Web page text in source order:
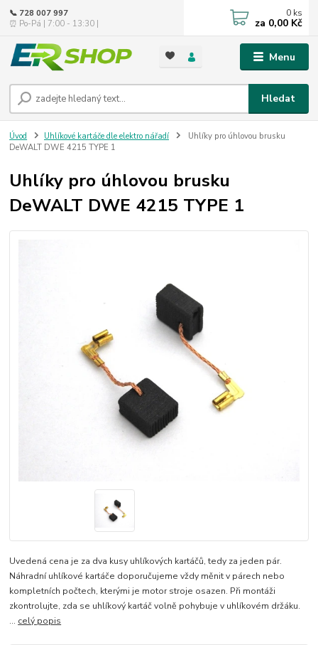
Menu
Hledat
📞 728 007 997
⏰ Po-Pá | 7:00 - 13:30 |
0 ks
za 0,00 Kč
Úvod Uhlíkové kartáče dle elektro nářadí
Uhlíky pro úhlovou brusku
DeWALT DWE 4215 TYPE 1
Uhlíky pro úhlovou brusku
DeWALT DWE 4215 TYPE 1
Uvedená cena je za dva kusy uhlíkových kartáčů, tedy za jeden pár.
Náhradní uhlíkové kartáče doporučujeme vždy měnit v párech nebo
kompletních počtech, kterými je motor stroje osazen. Při montáži
zkontrolujte, zda se uhlíkový kartáč volně pohybuje v uhlíkovém držáku.
... celý popis